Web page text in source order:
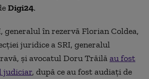
Digi24.
generalul în rezervă Florian Coldea,
juridice a SRI, generalul
și avocatul Doru Trăilăau fost
judiciar, după ce au fost audiați de